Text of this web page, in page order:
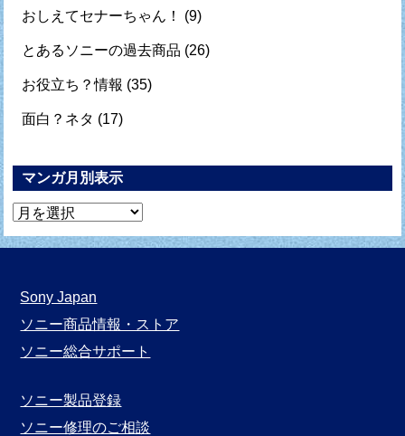
おしえてセナーちゃん！ (9)
とあるソニーの過去商品 (26)
お役立ち？情報 (35)
面白？ネタ (17)
マンガ月別表示
マ
ン
月
別
表
Sony Japan
ソニー商品情報・ストア
ソニー総合サポート
ソニー製品登録
ソニー修理のご相談